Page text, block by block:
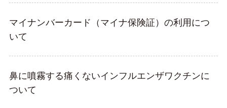
マイナンバーカード（マイナ保険証）の利用につ
いて
鼻に噴霧する痛くないインフルエンザワクチンに
ついて